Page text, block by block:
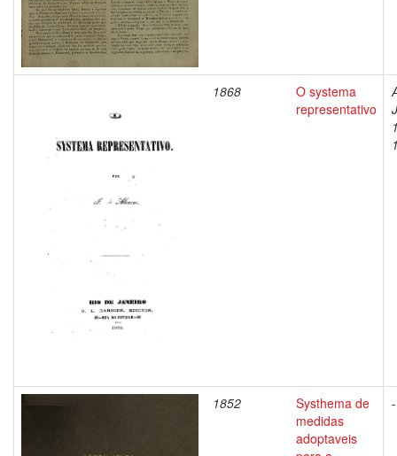
1868
O systema
representativo
1852
Systhema de
medidas
adoptaveis
-